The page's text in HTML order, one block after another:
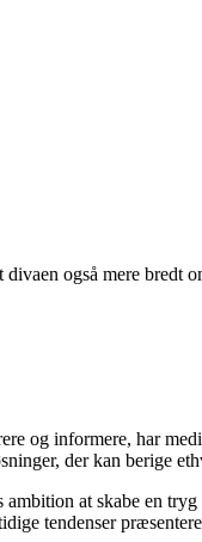
også mere
og informere, har
der kan berige
at skabe en
tendenser